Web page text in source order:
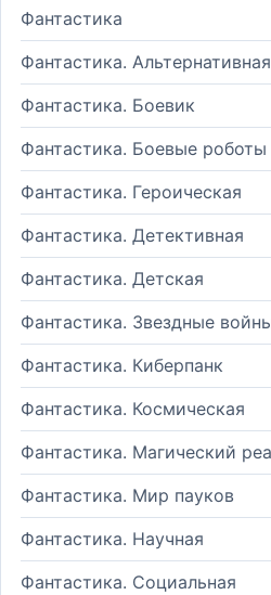
Фантастика
Фантастика.
Фантастика. Боевик
Фантастика. Боевые роботы
Фантастика. Героическая
Фантастика. Детективная
Фантастика. Детская
Фантастика. Звездные
Фантастика. Киберпанк
Фантастика. Космическая
Фантастика. Магический
Фантастика. Мир пауков
Фантастика. Научная
Фантастика. Социальная